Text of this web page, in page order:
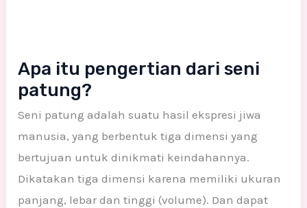
Apa itu pengertian dari seni
patung?
Seni patung adalah suatu hasil ekspresi jiwa
manusia, yang berbentuk tiga dimensi yang
bertujuan untuk dinikmati keindahannya.
Dikatakan tiga dimensi karena memiliki ukuran
panjang, lebar dan tinggi (volume). Dan dapat